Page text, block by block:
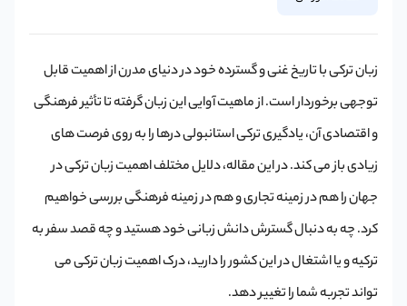
زبان ترکی با تاریخ غنی و گسترده خود در دنیای مدرن از اهمیت قابل
توجهی برخوردار است. از ماهیت آوایی این زبان گرفته تا تأثیر فرهنگی
و اقتصادی آن، یادگیری ترکی استانبولی درها را به روی فرصت های
زیادی باز می کند. در این مقاله، دلایل مختلف اهمیت زبان ترکی در
جهان را هم در زمینه تجاری و هم در زمینه فرهنگی بررسی خواهیم
کرد. چه به دنبال گسترش دانش زبانی خود هستید و چه قصد سفر به
ترکیه و یا اشتغال در این کشور را دارید، درک اهمیت زبان ترکی می
تواند تجربه شما را تغییر دهد.